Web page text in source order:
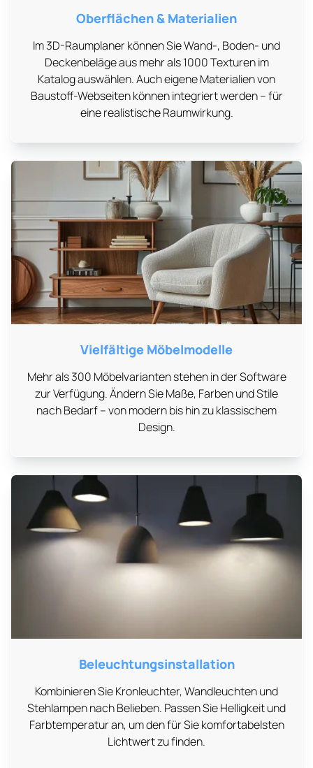
Oberflächen & Materialien
Im 3D-Raumplaner können Sie Wand-, Boden- und
Deckenbeläge aus mehr als 1000 Texturen im
Katalog auswählen. Auch eigene Materialien von
Baustoff-Webseiten können integriert werden – für
eine realistische Raumwirkung.
Vielfältige Möbelmodelle
Mehr als 300 Möbelvarianten stehen in der Software
zur Verfügung. Ändern Sie Maße, Farben und Stile
nach Bedarf – von modern bis hin zu klassischem
Design.
Beleuchtungsinstallation
Kombinieren Sie Kronleuchter, Wandleuchten und
Stehlampen nach Belieben. Passen Sie Helligkeit und
Farbtemperatur an, um den für Sie komfortabelsten
Lichtwert zu finden.